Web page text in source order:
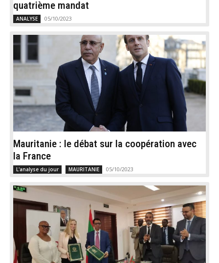
quatrième mandat
ANALYSE 05/10/2023
Mauritanie : le débat sur la coopération avec
la France
L'analyse du jour MAURITANIE 05/10/2023